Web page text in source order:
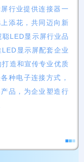
行业提供连接器一
添花，共同迈向新
聪LED显示屏行业品
显示屏配套企业
造和宣传专业优质
种电子连接方式，
品，为企业塑造行